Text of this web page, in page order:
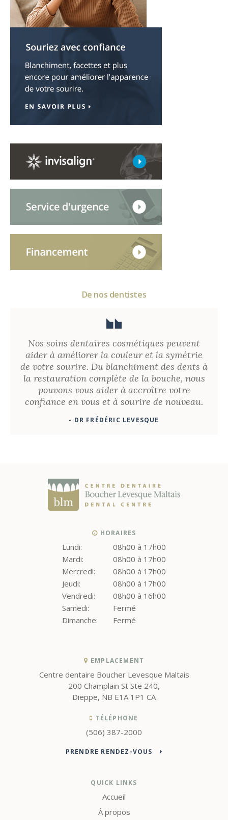
De nos dentistes
Nos soins dentaires cosmétiques peuvent
aider à améliorer la couleur et la symétrie
de votre sourire. Du blanchiment des dents à
la restauration complète de la bouche, nous
pouvons vous aider à accroître votre
confiance en vous et à sourire de nouveau.
- DR FRÉDÉRIC LEVESQUE
EMPLACEMENT
Centre dentaire Boucher Levesque Maltais
200 Champlain St Ste 240
Dieppe NB E1A 1P1 CA
TÉLÉPHONE
(506) 387-2000
PRENDRE RENDEZ-VOUS
HORAIRES
Lundi:
08h00 à 17h00
Mardi:
08h00 à 17h00
Mercredi:
08h00 à 17h00
Jeudi:
08h00 à 17h00
Vendredi:
08h00 à 16h00
Samedi:
Fermé
Dimanche:
Fermé
QUICK LINKS
Accueil
À propos